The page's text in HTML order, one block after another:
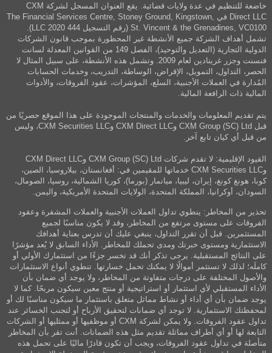
خاضعة للتنظيم في عدة ولايات قضائية. يقع العنوان المسجل لشركة CXM
Direct LLC في The Financial Services Centre, Stoney Ground, Kingstown,
St. Vincent & the Grenadines, VC0100 (رقم التسجيل 444 LLC 2020).
تشمل أهداف الشركة جميع الأنشطة غير المحظورة بموجب قانون الشركات
الدولية التجارية (التعديل والتوحيد)، الفصل 149 من القوانين المعدلة لسانت
فنسنت وجزر غرينادين لعام 2009. وتشمل هذه الأنشطة، على سبيل المثال لا
الحصر، التداول، التمويل، الإقراض، الوساطة، التدريب، وخدمات الحسابات
المُدارة في العملات الأجنبية، السلع، المؤشرات، عقود الفروقات، والأدوات
المالية ذات الرافعة المالية.
يتم تقديم المعلومات والخدمات والمنتجات الموجودة على هذا الموقع حصريًا من
قبل CXM Group (SC) Ltd وCXM Direct LLC وCXM Securities LLC، وليس
من قبل أي كيان تابع آخر.
القيود الإقليمية: لا تقدم شركات CXM Group (SC) Ltd وCXM Direct LLC
وCXM Securities LLC خدماتها للمقيمين في: أفغانستان، بيلاروسيا، الصين،
كوبا، هونغ كونغ، إيران، ليبيا، ميانمار (بورما)، كوريا الشمالية، روسيا، الصومال،
السودان، أوكرانيا، المملكة المتحدة، الولايات المتحدة الأمريكية، واليمن.
تحذير من المخاطر: ينطوي تداول العملات الأجنبية والعملات المشفرة وعقود
الفروقات على مستوى مرتفع من المخاطر، وقد لا يكون مناسبًا لجميع
المستثمرين. قبل أن تقرر التداول، ينبغي عليك أن تدرس بعناية أهدافك
الاستثمارية ومستوى خبرتك ومدى تحملك للمخاطر. الأداء السابق لا يُعد مؤشرًا
على النتائج المستقبلية. يرجى تذكر أنك قد تخسر جزءًا من استثمارك الأولي أو
كاملَه؛ لذلك لا تستثمر أموالًا لا يمكنك تحمل خسارتها. تنطوي أنواع الاستثمارات
والأصول المختلفة على درجات متفاوتة من المخاطر، ولا يوجد أي ضمان بأن
الأداء المستقبلي لأي استثمار أو استراتيجية أو منتج معين سيكون مربحًا. كما لا
يوجد ضمان بأن أي أداء أو نشاط مماثل متعلق باستثمار ما سيكون مناسبًا لك أو
لمحفظتك الاستثمارية. لا توجد أي ضمانات لتحقيق الأرباح أو لتجنب الخسائر عند
تداول عقود الفروقات. ولا يمكن لشركة CXM أو موظفيها أو ممثليها أو الشركات
التابعة لها أو أي أطراف مماثلة تقديم مثل هذه الضمانات. أنت تقر بأن المخاطر
متأصلة في تداول عقود الفروقات، ويجب أن تكون قادرًا ماليًا على تحمل هذه